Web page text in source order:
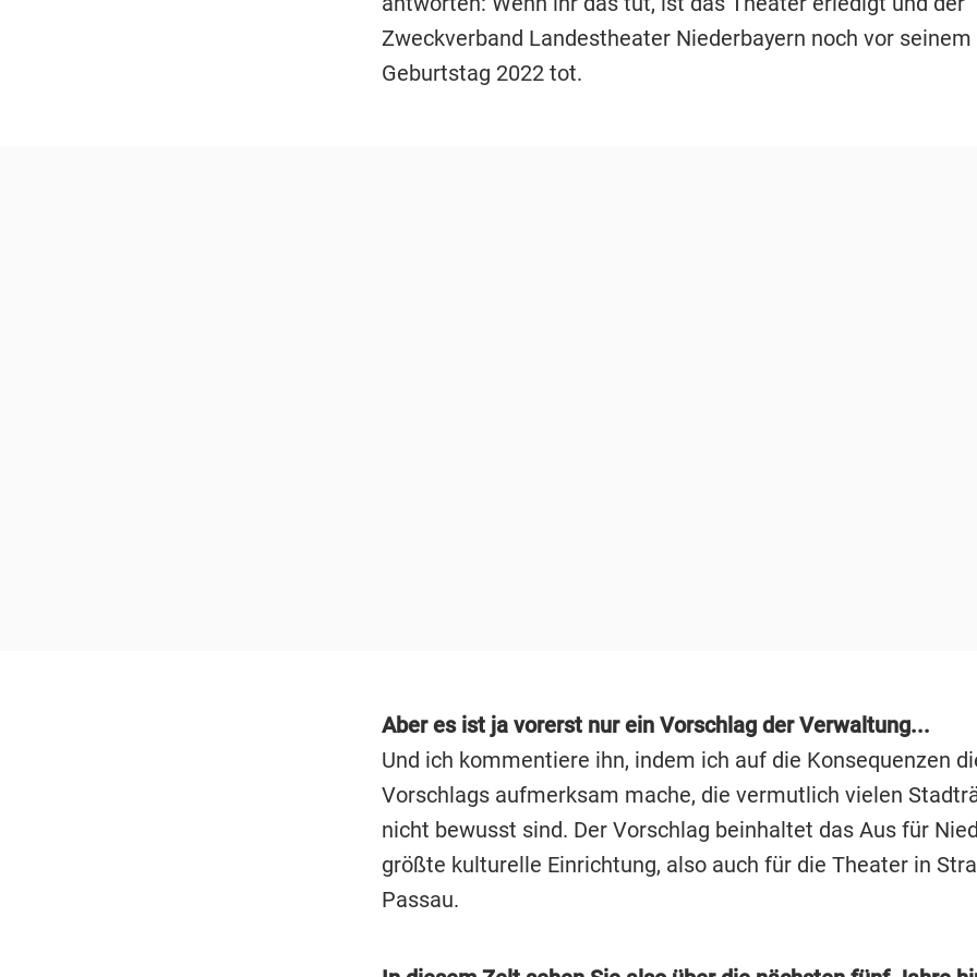
Zweckverband Landestheater Niederbayern noch vor seinem
Geburtstag 2022 tot.
Aber es ist ja vorerst nur ein Vorschlag der Verwaltung...
Und ich kommentiere ihn, indem ich auf die Konsequenzen
Vorschlags aufmerksam mache, die vermutlich vielen
nicht bewusst sind. Der Vorschlag beinhaltet das Aus für
größte kulturelle Einrichtung, also auch für die Theater in
Passau.